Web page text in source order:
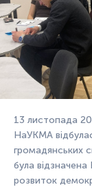
13 листопада
НаУКМА
громадянських
була
розвиток